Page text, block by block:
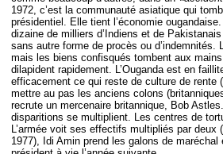
1972, c’est la communauté asiatique qui
présidentiel. Elle tient l’économie
dizaine de milliers d’Indiens et de
sans autre forme de procès ou d’indemnités.
mais les biens confisqués tombent aux
dilapident rapidement. L’Ouganda est en
efficacement ce qui reste de culture de rente
mettre au pas les anciens colons
recrute un mercenaire britannique, Bob
disparitions se multiplient. Les centres de
L’armée voit ses effectifs multipliés par deux
1977), Idi Amin prend les galons de maréchal